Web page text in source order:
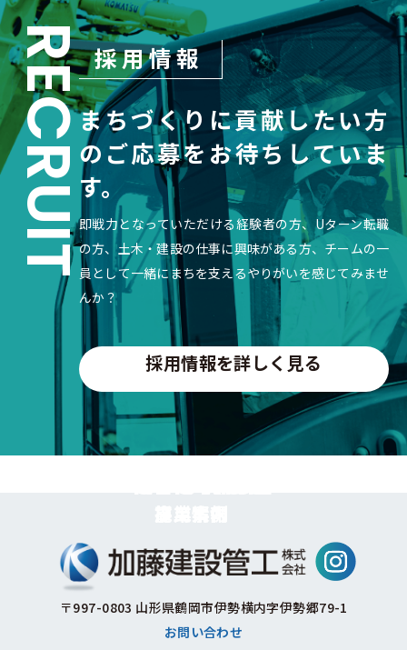
RECRUIT採用情報
まちづくりに貢献したい方
の ご応募をお待ちしていま
す。
即戦力となっていただける経験者の方、Uターン転職
の方、土木・建設の仕事に興味がある方、チームの一
員として一緒にまちを支えるやりがいを感じてみませ
んか？
採用情報を詳しく見る
〒997-0803 山形県鶴岡市伊勢横内字伊勢郷79-1
お問い合わせ